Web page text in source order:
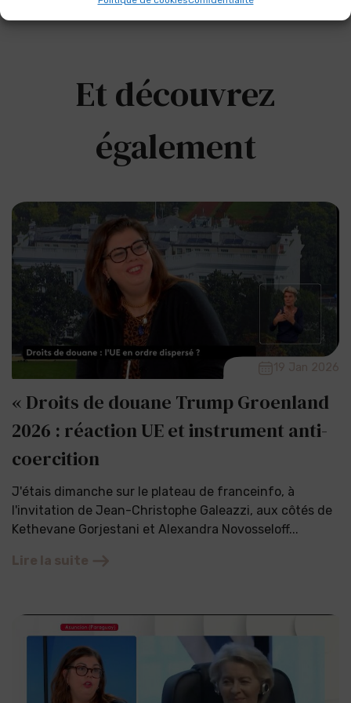
Et découvrez
également
19 Jan 2026
« Droits de douane Trump Groenland
2026 : réaction UE et instrument anti-
coercition
J'étais dimanche sur le plateau de franceinfo, à
l'invitation de Jean-Christophe Galeazzi, aux côtés de
Kethevane Gorjestani et Alexandra Novosseloff...
Lire la suite